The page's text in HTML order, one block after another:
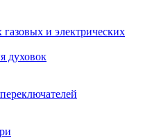
и электрических
духовок